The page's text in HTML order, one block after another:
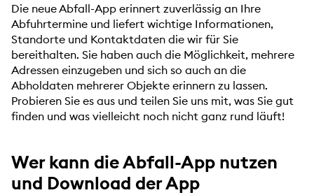
Die neue Abfall-App erinnert zuverlässig an Ihre
Abfuhrtermine und liefert wichtige Informationen,
Standorte und Kontaktdaten die wir für Sie
bereithalten. Sie haben auch die Möglichkeit, mehrere
Adressen einzugeben und sich so auch an die
Abholdaten mehrerer Objekte erinnern zu lassen.
Probieren Sie es aus und teilen Sie uns mit, was Sie gut
finden und was vielleicht noch nicht ganz rund läuft!
Wer kann die Abfall-App nutzen
und Download der App